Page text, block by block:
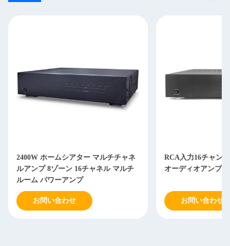
2400W ホームシアター マルチチャネ
ルアンプ 8ゾーン 16チャネル マルチ
ルーム パワーアンプ
お問い合わせ
RCA入力16チャン
オーディオアンプ
お問い合わせ